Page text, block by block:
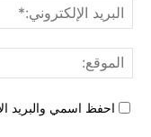
احفظ اسمي والبريد